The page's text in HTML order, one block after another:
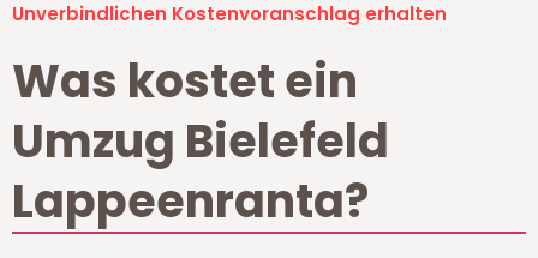
Unverbindlichen Kostenvoranschlag erhalten
Was kostet ein
Umzug Bielefeld
Lappeenranta?